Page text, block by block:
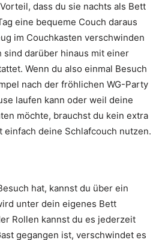
dass du sie nachts als Bett
eine bequeme Couch daraus
im Couchkasten verschwinden
sind darüber hinaus mit einer
Wenn du also einmal Besuch
nach der fröhlichen WG-Party
laufen kann oder weil deine
möchte, brauchst du kein extra
einfach deine Schlafcouch nutzen.
hat, kannst du über ein
unter dein eigenes Bett
Rollen kannst du es jederzeit
gegangen ist, verschwindet es